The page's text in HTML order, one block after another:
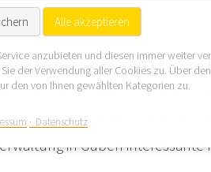
Landkreises Spree-Neiße
an Polen grenzt. Eine WEG
B 112 und B 320 durch die
in Guben
Alle akzeptieren
anzubieten und diesen immer weiter
der Verwendung aller Cookies zu. Über
den von Ihnen gewählten Kategorien zu.
Datenschutz